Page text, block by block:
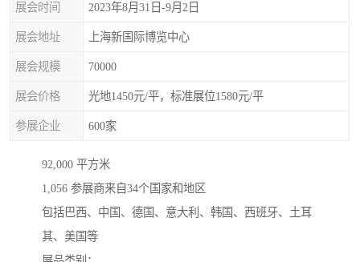
展会时间 2023年8月31日-9月2日
展会地址 上海新国际博览中心
展会规模 70000
展会价格 光地1450元/平，标准展位1580元/平
参展企业 600家
92,000 平方米
1,056 参展商来自34个国家和地区
包括巴西、中国、德国、意大利、韩国、西班牙、土耳
其、美国等